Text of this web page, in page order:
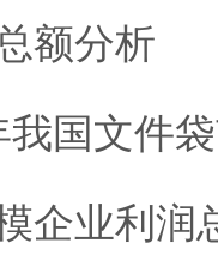
额分析
国文件
企业利润